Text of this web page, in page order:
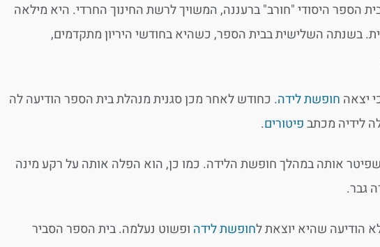
לעבוד בבית הספר היסודי "חורב" ברעננה, המשויך לרשת החינוך החרדי. היא מילאה
בשנתה השלישית בבית הספר, כשהיא בחודשי היריון מתקדמים,
חופשת לידה. כחודש לאחר מכן סגנית מנהלת בית הספר הודיעה לה
לידיה מכתבפיטורים.
אותה במהלך חופשת הלידה. כמו כן, הוא הפלה אותה על רקע מינה
גבר.
הודיעה שהיא יוצאת לחופשת לידה ופשוט נעלמה. בית הספר הסביר